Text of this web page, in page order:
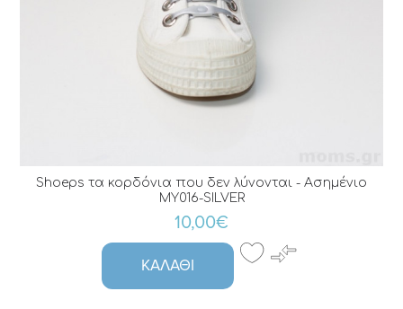
Shoeps τα κορδόνια που δεν λύνονται - Ασημένιο
MY016-SILVER
10,00€
ΚΑΛΆΘΙ